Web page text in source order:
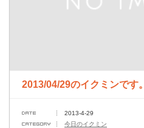
2013/04/29のイクミンです。
2013-4-29
今日のイクミン